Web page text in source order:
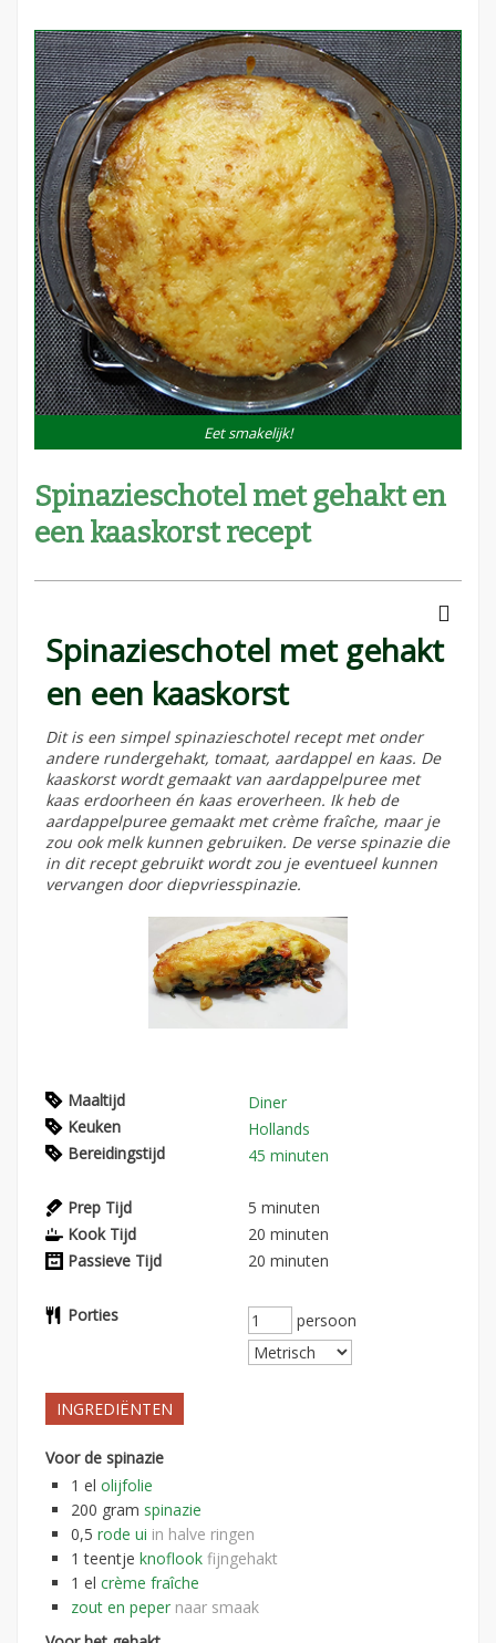
Eet smakelijk!
Spinazieschotel met gehakt en
een kaaskorst recept
Spinazieschotel met gehakt
en een kaaskorst
Dit is een simpel spinazieschotel recept met onder
andere rundergehakt, tomaat, aardappel en kaas. De
kaaskorst wordt gemaakt van aardappelpuree met
kaas erdoorheen én kaas eroverheen. Ik heb de
aardappelpuree gemaakt met crème fraîche, maar je
zou ook melk kunnen gebruiken. De verse spinazie die
in dit recept gebruikt wordt zou je eventueel kunnen
vervangen door diepvriesspinazie.
Maaltijd
Diner
Keuken
Hollands
Bereidingstijd
45 minuten
Prep Tijd 5 minuten
Kook Tijd
20 minuten
Passieve Tijd
20 minuten
Porties persoon
INGREDIËNTEN
Voor de spinazie
1 el olijfolie
200 gram spinazie
0,5 rode ui in halve ringen
1 teentje knoflook fijngehakt
1 el crème fraîche
zout en peper naar smaak